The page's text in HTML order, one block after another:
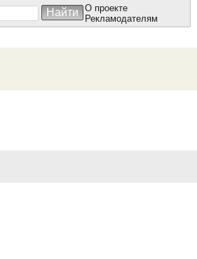
О проекте
Рекламодателям